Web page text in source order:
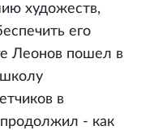
художеств,
его
Леонов пошел в
в
- как